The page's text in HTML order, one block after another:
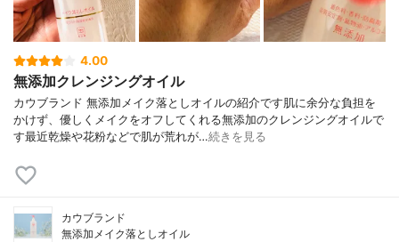
4.00
無添加クレンジングオイル
カウブランド 無添加メイク落としオイルの紹介です肌に余分な負担を
かけず、優しくメイクをオフしてくれる無添加のクレンジングオイルで
す最近乾燥や花粉などで肌が荒れが…続きを見る
カウブランド
無添加メイク落としオイル